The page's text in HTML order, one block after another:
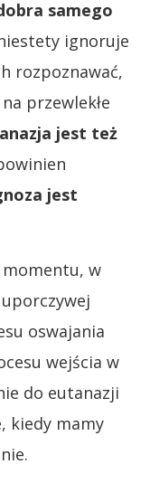
samego
ignoruje
rozpoznawać,
przewlekłe
jest też
jest
w
oswajania
wejścia w
do eutanazji
kiedy mamy